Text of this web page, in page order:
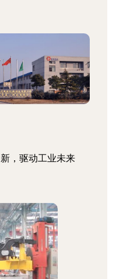
，驱动工业未来